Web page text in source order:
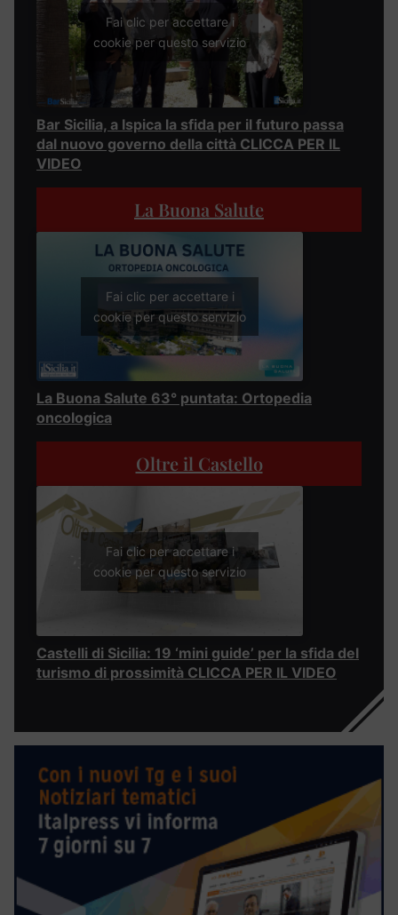
Fai clic per accettare i
cookie per questo servizio
Bar Sicilia, a Ispica la sfida per il futuro passa
dal nuovo governo della città CLICCA PER IL
VIDEO
La Buona Salute
Fai clic per accettare i
cookie per questo servizio
La Buona Salute 63° puntata: Ortopedia
oncologica
Oltre il Castello
Fai clic per accettare i
cookie per questo servizio
Castelli di Sicilia: 19 ‘mini guide’ per la sfida del
turismo di prossimità CLICCA PER IL VIDEO